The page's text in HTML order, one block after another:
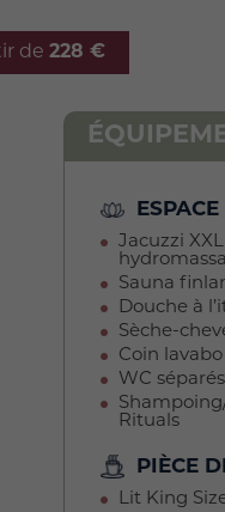
de228 €
Jacuzzi
Sauna
Douche à
Sèche-
Coin lavabo
WC séparés
Rituals
PIÈCE
Lit King